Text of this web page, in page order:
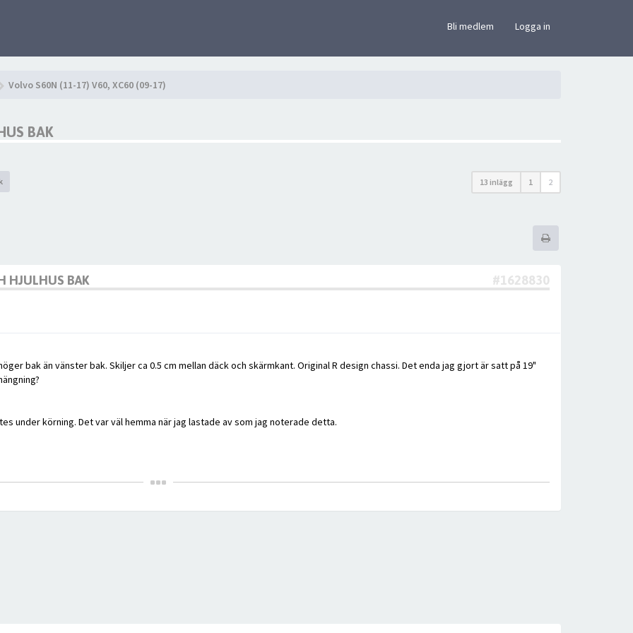
Bli medlem Logga in
Volvo S60N (11-17) V60, XC60 (09-17)
BAK
13 inlägg 1 2
HJULHUS BAK #1628830
bak än vänster bak. Skiljer ca 0.5 cm mellan däck och skärmkant. Original R design chassi. Det enda jag gjort är satt på 19"
under körning. Det var väl hemma när jag lastade av som jag noterade detta.